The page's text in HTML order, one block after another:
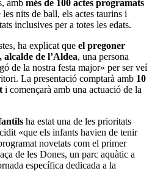
amb més de 100 actes programats
nits de ball, els actes taurins i
inclusives per a totes les edats.
ha explicat que el pregoner
de l’Aldea, una persona
de la nostra festa major» per ser veí
La presentació comptarà amb 10
i començarà amb una actuació de la
ha estat una de les prioritats
«que els infants havien de tenir
novetats com el primer
de les Dones, un parc aquàtic a
específica dedicada a la